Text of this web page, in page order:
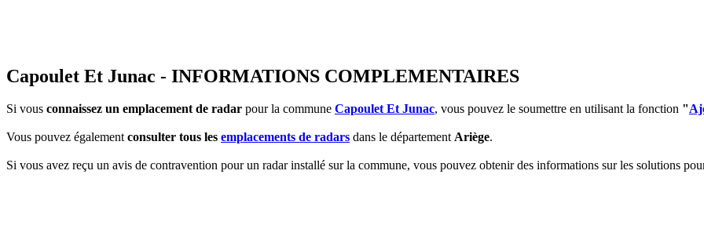
Capoulet Et Junac - INFORMATIONS COMPLEMENTAIRES
Si vous connaissez un emplacement de radar pour la commune Capoulet Et Junac, vous pouvez le soumettre en utilisant la fonction "
Vous pouvez égalementconsulter tous les emplacements de radars dans le départementAriège.
Si vous avez reçu un avis de contravention pour un radar installé sur la commune, vous pouvez obtenir des informations sur les solutions